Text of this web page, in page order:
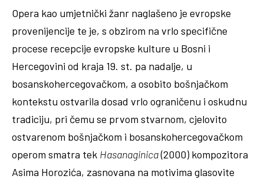
Opera kao umjetnički žanr naglašeno je evropske
provenijencije te je, s obzirom na vrlo specifične
procese recepcije evropske kulture u Bosni i
Hercegovini od kraja 19. st. pa nadalje, u
bosanskohercegovačkom, a osobito bošnjačkom
kontekstu ostvarila dosad vrlo ograničenu i oskudnu
tradiciju, pri čemu se prvom stvarnom, cjelovito
ostvarenom bošnjačkom i bosanskohercegovačkom
operom smatra tek Hasanaginica(2000) kompozitora
Asima Horozića, zasnovana na motivima glasovite